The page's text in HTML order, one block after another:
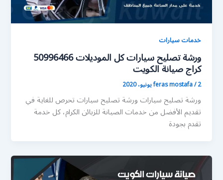
خدمات سيارات
ورشة تصليح سيارات كل الموديلات 50996466
كراج صيانة الكويت
feras mostafa/2 يونيو، 2020
ورشة تصليح سيارات ورشة تصليح سيارات تحرص للغاية في
تقديم الأفضل من خدمات الصيانة للزبائن الكرام، كل خدمة
تقدم بجودة